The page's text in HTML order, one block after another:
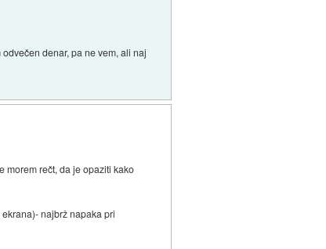
denar, pa ne vem, ali naj
morem rečt, da je opaziti kako
najbrž napaka pri